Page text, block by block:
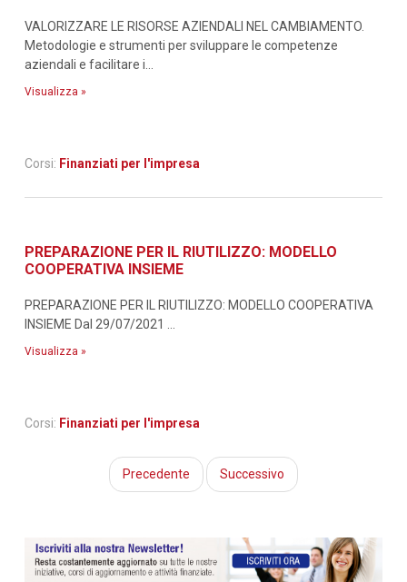
VALORIZZARE LE RISORSE AZIENDALI NEL CAMBIAMENTO.
Metodologie e strumenti per sviluppare le competenze
aziendali e facilitare i...
Visualizza »
Corsi: Finanziati per l'impresa
PREPARAZIONE PER IL RIUTILIZZO: MODELLO
COOPERATIVA INSIEME
PREPARAZIONE PER IL RIUTILIZZO: MODELLO COOPERATIVA
INSIEME Dal 29/07/2021 ...
Visualizza »
Corsi: Finanziati per l'impresa
Precedente Successivo